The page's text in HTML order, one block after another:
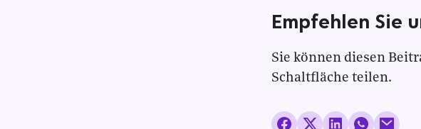
Empfehlen Sie
Sie können diesen
Schaltfläche teilen.